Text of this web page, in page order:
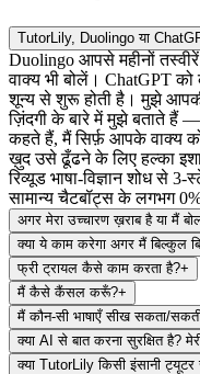
TutorLily, Duolingo या
Duolingo आपसे महीनों
वाक्य भी बोलें। ChatGPT
शून्य से शुरू होती है। मुझे
ज़िंदगी के बारे में मुझे बताते
कहते हैं, मैं सिर्फ़ आपके वाक्य
ख़ुद उसे ढूँढने के लिए हल्का
रिव्यूड भाषा-विज्ञान शोध से
सामान्य चैटबॉट्स के लगभग
अगर मेरा उच्चारण ख़राब है या मैं
क्या ये काम करेगा अगर मैं बिल्कुल
फ्री ट्रायल कैसे काम करता है?+
मैं कैसे कैंसल करूँ?+
मैं कौन-सी भाषाएँ सीख सकता/
क्या AI से बात करना सुरक्षित है?
क्या TutorLily किसी इंसानी